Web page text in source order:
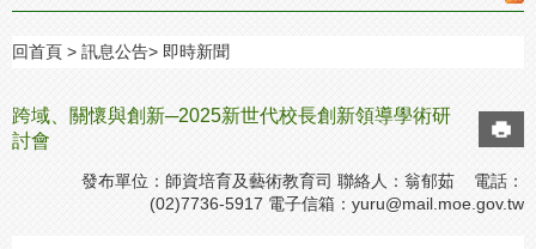
回首頁 訊息公告 即時新聞
跨域、關懷與創新─2025新世代校長創新領導學術研
討會
發布單位：師資培育及藝術教育司 聯絡人：翁郁茹 電話：
(02)7736-5917 電子信箱： yuru@mail.moe.gov.tw